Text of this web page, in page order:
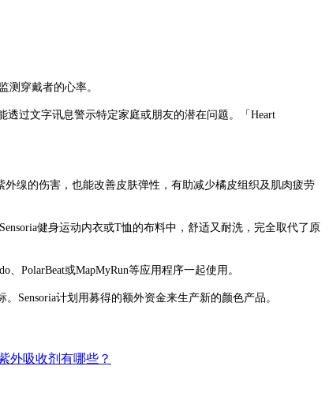
监测穿戴者的心率。
过文字讯息警示特定家庭或朋友的潜在问题。「Heart
缐的伤害，也能改善皮肤弹性，有助减少橘皮组织及肌肉疲劳
健身运动内衣或T恤的布料中，舒适又耐洗，完全取代了原
、PolarBeat或MapMyRun等应用程序一起使用。
Sensoria计划用募得的额外资金来生产新的颜色产品。
外吸收剂有哪些？